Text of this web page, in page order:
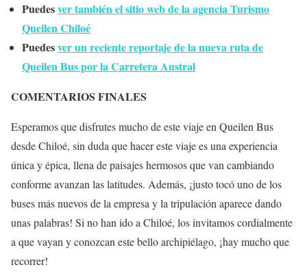
Puedesver también el sitio web de la agencia Turismo
Queilen Chiloé
Puedesver un reciente reportaje de la nueva ruta de
Queilen Bus por la Carretera Austral
COMENTARIOS FINALES
Esperamos que disfrutes mucho de este viaje en Queilen Bus
desde Chiloé, sin duda que hacer este viaje es una experiencia
única y épica, llena de paisajes hermosos que van cambiando
conforme avanzan las latitudes. Además, ¡justo tocó uno de los
buses más nuevos de la empresa y la tripulación aparece dando
unas palabras! Si no han ido a Chiloé, los invitamos cordialmente
a que vayan y conozcan este bello archipiélago, ¡hay mucho que
recorrer!